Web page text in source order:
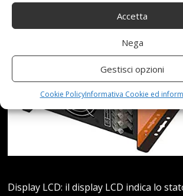
Accetta
Nega
Gestisci opzioni
Cookie PolicyInformativa Cookie ed
Display LCD: il display LCD indica lo